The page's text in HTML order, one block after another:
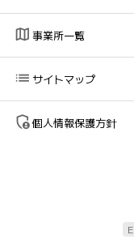
map 事業所一覧
list サイトマップ
admin_panel_settings個人情報保護方針